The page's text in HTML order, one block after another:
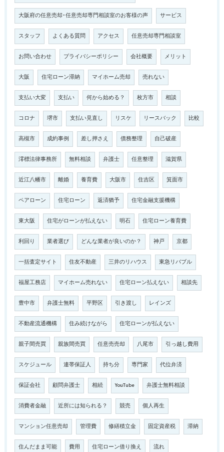
大阪府の任意売却･任意売却専門相談室のお客様の声 サービス
スタッフ よくある質問 アクセス 任意売却専門相談室
お問い合わせ プライバシーポリシー 会社概要 メリット
大阪 住宅ローン滞納 マイホーム売却 売れない
支払い大変 支払い 何から始める？ 枚方市 相談
コロナ 堺市 支払い見直し リスケ リースバック 比較
高槻市 成約事例 差し押さえ 債務整理 自己破産
澪標法律事務所 無料相談 弁護士 任意整理 滋賀県
近江八幡市 離婚 養育費 大阪市 住吉区 箕面市
ペアローン 住宅ローン 返済猶予 住宅金融支援機構
東大阪 住宅がローンが払えない 明石 住宅ローン養育費
利回り 業者選び どんな業者が良いのか？ 神戸 京都
一括査定サイト 住友不動産 三井のリハウス 東急リバブル
福屋工務店 マイホーム売れない 住宅ローン払えない 相談先
豊中市 弁護士無料 平野区 引き渡し レインズ
不動産流通機構 住み続けながら 住宅ローンが払えない
親子間売買 親族間売買 任意売売却 八尾市 引っ越し費用
スケジュール 連帯保証人 持ち分 専門家 代位弁済
保証会社 顧問弁護士 相続 YouTube 弁護士無料相談
消費者金融 近所には知られる？ 競売 個人再生
マンション任意売却 管理費 修繕積立金 固定資産税 滞納
住んだまま可能 費用 住宅ローン借り換え 流れ